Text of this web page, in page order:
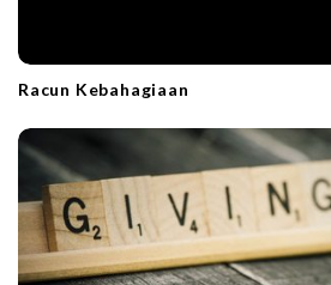
Racun Kebahagiaan